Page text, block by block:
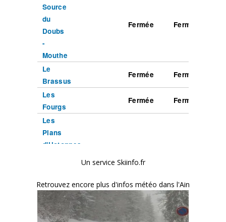
Un service Skiinfo.fr
Retrouvez encore plus d'infos météo dans l'Ain